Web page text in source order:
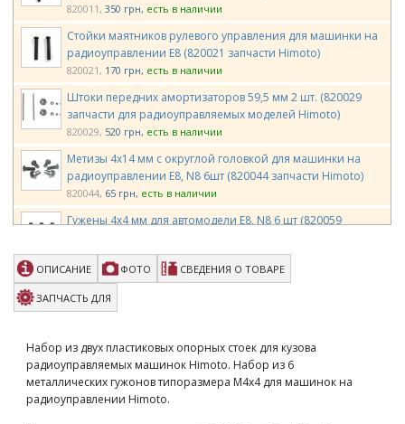
820011 350 грн есть в наличии
Стойки маятников рулевого управления для машинки на
радиоуправлении E8 (820021 запчасти Himoto)
820021 170 грн есть в наличии
Штоки передних амортизаторов 59,5 мм 2 шт. (820029
запчасти для радиоуправляемых моделей Himoto)
820029 520 грн есть в наличии
Метизы 4х14 мм с округлой головкой для машинки на
радиоуправлении E8, N8 6шт (820044 запчасти Himoto)
820044 65 грн есть в наличии
Гужены 4х4 мм для автомодели E8, N8 6 шт (820059
820059 86 грн есть в наличии
Гужоны 3х10 6 шт. (820061 запчасти для
радиоуправляемых моделей Himoto)
820061 86 грн
Радиобокс (820076 запчасти для радиоуправляемых
моделей Himoto)
820076 350 грн есть в наличии
Стойка амортизаторов "бабочка" передняя алюминиевая
ОПИСАНИЕ ФОТО СВЕДЕНИЯ О ТОВАРЕ
ЗАПЧАСТЬ ДЛЯ
Набор из двух пластиковых опорных стоек для кузова
радиоуправляемых машинок Himoto. Набор из 6
металлических гужонов типоразмера М4х4 для машинок на
радиоуправлении Himoto.